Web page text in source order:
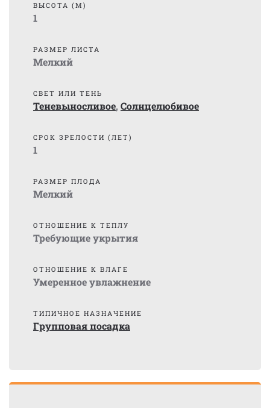
ВЫСОТА (М)
1
РАЗМЕР ЛИСТА
Мелкий
СВЕТ ИЛИ ТЕНЬ
Теневыносливое, Солнцелюбивое
СРОК ЗРЕЛОСТИ (ЛЕТ)
1
РАЗМЕР ПЛОДА
Мелкий
ОТНОШЕНИЕ К ТЕПЛУ
Требующие укрытия
ОТНОШЕНИЕ К ВЛАГЕ
Умеренное увлажнение
ТИПИЧНОЕ НАЗНАЧЕНИЕ
Групповая посадка